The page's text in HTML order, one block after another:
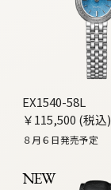
EX1540-58L
￥115,500 (税込)
８月６日発売予定
NEW